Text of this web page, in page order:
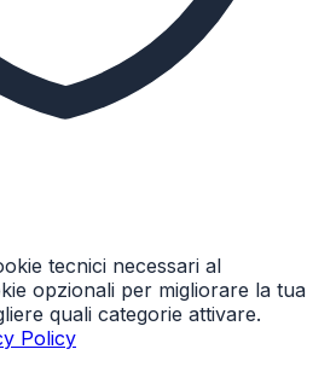
tecnici necessari al
opzionali per migliorare la tua
quali categorie attivare.
Policy